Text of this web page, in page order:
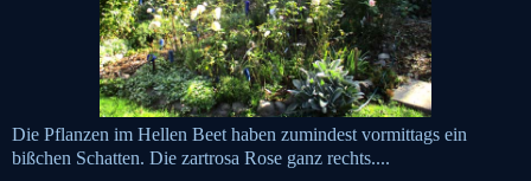
Die Pflanzen im Hellen Beet haben zumindest vormittags ein
bißchen Schatten. Die zartrosa Rose ganz rechts....